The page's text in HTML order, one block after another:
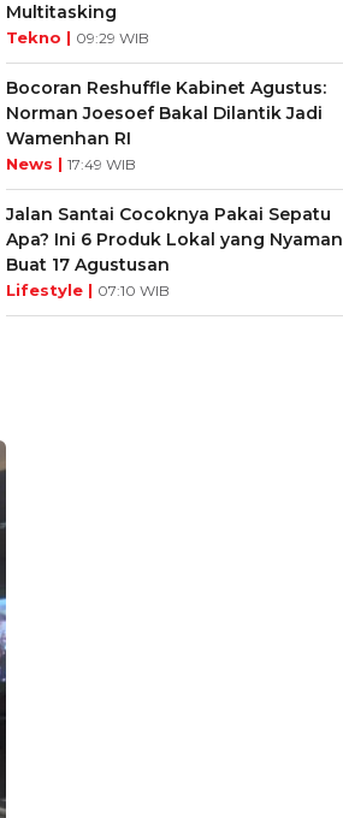
Multitasking
Tekno | 09:29 WIB
Bocoran Reshuffle Kabinet Agustus:
Norman Joesoef Bakal Dilantik Jadi
Wamenhan RI
News | 17:49 WIB
Jalan Santai Cocoknya Pakai Sepatu
Apa? Ini 6 Produk Lokal yang Nyaman
Buat 17 Agustusan
Lifestyle | 07:10 WIB